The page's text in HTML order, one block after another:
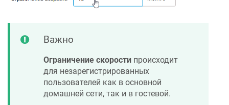
Важно
Ограничение скорости происходит
для незарегистрированных
пользователей как в основной
домашней сети, так и в гостевой.